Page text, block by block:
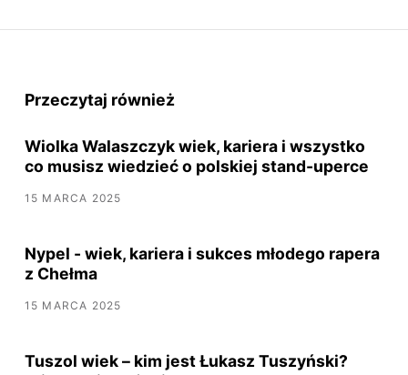
Przeczytaj również
Wiolka Walaszczyk wiek, kariera i wszystko
co musisz wiedzieć o polskiej stand-uperce
15 MARCA 2025
Nypel - wiek, kariera i sukces młodego rapera
z Chełma
15 MARCA 2025
Tuszol wiek – kim jest Łukasz Tuszyński?